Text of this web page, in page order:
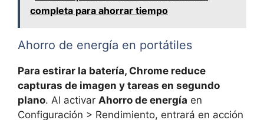
completa para ahorrar tiempo
Ahorro de energía en portátiles
Para estirar la batería, Chrome reduce
capturas de imagen y tareas en segundo
plano. Al activar Ahorro de energía en
Configuración > Rendimiento, entrará en acción